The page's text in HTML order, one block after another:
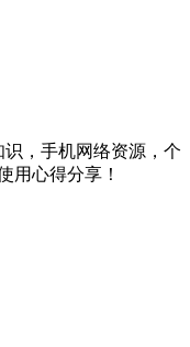
，手机网络资源，个
用心得分享！